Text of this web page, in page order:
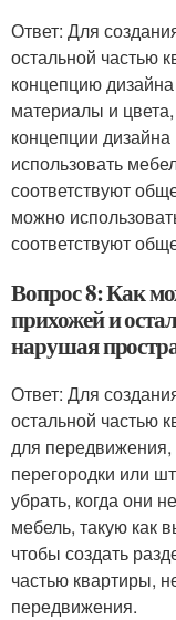
Ответ: Для
остальной частью
концепцию
материалы и
концепции
использовать
соответствуют
можно
соответствуют
Вопрос 8: Как
прихожей и
нарушая
Ответ: Для
остальной частью
для
перегородки или
убрать, когда они
мебель, такую как
чтобы создать
частью квартиры,
передвижения.